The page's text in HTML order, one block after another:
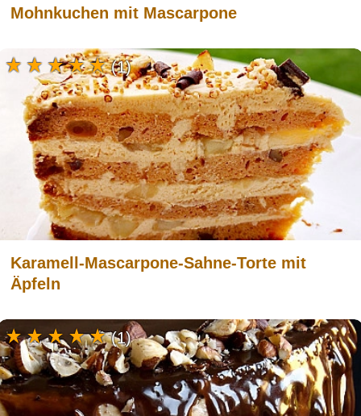
Mohnkuchen mit Mascarpone
Karamell-Mascarpone-Sahne-Torte mit
Äpfeln
(1)
(1)